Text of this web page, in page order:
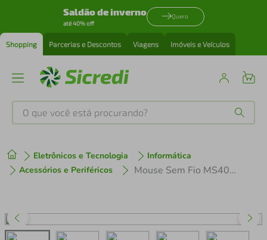
Saldão de inverno
até 40% off
Quero
Shopping Parcerias e Descontos Viagens Imóveis e Veículos
O que você está procurando?
Eletrônicos e Tecnologia
Informática
Acessórios e Periféricos
Mouse Sem Fio MS400 USB 1600DPI 6 Botões Multi
1º tenis
3º perfume